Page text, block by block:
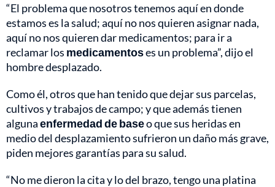
“El problema que nosotros tenemos aquí en donde
estamos es la salud; aquí no nos quieren asignar nada,
aquí no nos quieren dar medicamentos; para ir a
reclamar los medicamentoses un problema”, dijo el
hombre desplazado.
Como él, otros que han tenido que dejar sus parcelas,
cultivos y trabajos de campo; y que además tienen
algunaenfermedad de baseo que sus heridas en
medio del desplazamiento sufrieron un daño más grave,
piden mejores garantías para su salud.
“No me dieron la cita y lo del brazo, tengo una platina